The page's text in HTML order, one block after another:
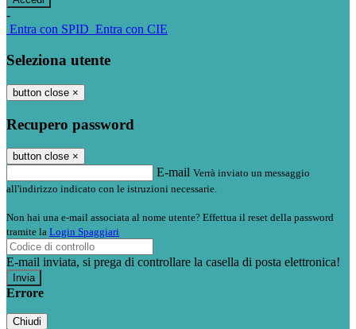
-
Entra con SPID Entra con CIE
Seleziona utente
button close ×
Recupero password
button close ×
E-mail Verrà inviato un messaggio
all'indirizzo indicato con le istruzioni necessarie.
Non hai una e-mail associata al nome utente? Effettua il reset della password
tramite la Login Spaggiari
E-mail inviata, si prega di controllare la casella di posta elettronica!
Errore
Chiudi